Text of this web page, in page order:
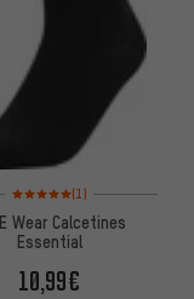
Valoración media: 5 de 5
(1)
Wear Calcetines
Essential
10,99€